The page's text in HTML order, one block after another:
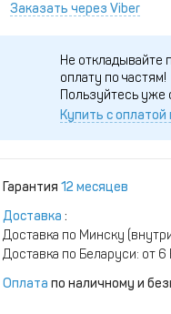
Заказать через Viber
Не откладывайте
оплату по частям!
Пользуйтесь уже
Купить с оплатой
Гарантия 12 месяцев
Доставка :
Доставка по Минску
Доставка по Беларуси: от 6
Оплата по наличному и